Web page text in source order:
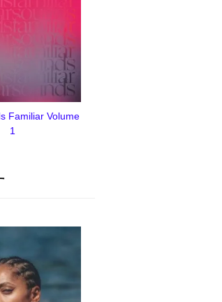
Familiar Volume
1